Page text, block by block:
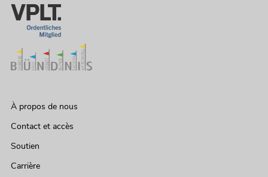
À propos de nous
Contact et accès
Soutien
Carrière